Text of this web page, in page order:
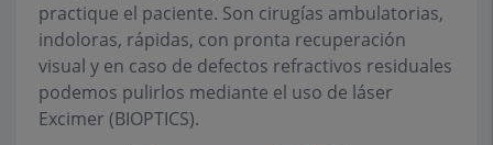
practique el paciente. Son cirugías ambulatorias,
indoloras, rápidas, con pronta recuperación
visual y en caso de defectos refractivos residuales
podemos pulirlos mediante el uso de láser
Excimer (BIOPTICS).